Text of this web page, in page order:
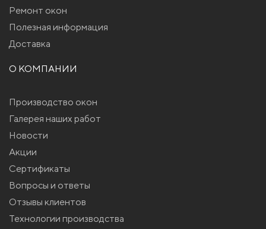
Ремонт окон
Полезная информация
Доставка
О КОМПАНИИ
Производство окон
Галерея наших работ
Новости
Акции
Сертификаты
Вопросы и ответы
Отзывы клиентов
Технологии производства